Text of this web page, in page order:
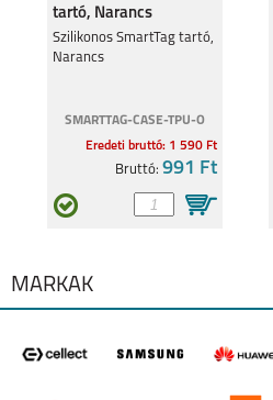
MOTOROLA MOTO
G35 5G
MOTOROLA MOTO
G34 5G
MOTOROLA G84 5G MOTOROLA G54 5G
tartó, Narancs
Szilikonos SmartTag tartó,
Narancs
SMARTTAG-CASE-TPU-O
Eredeti bruttó: 1 590 Ft
Bruttó: 991 Ft
MÁRKÁK